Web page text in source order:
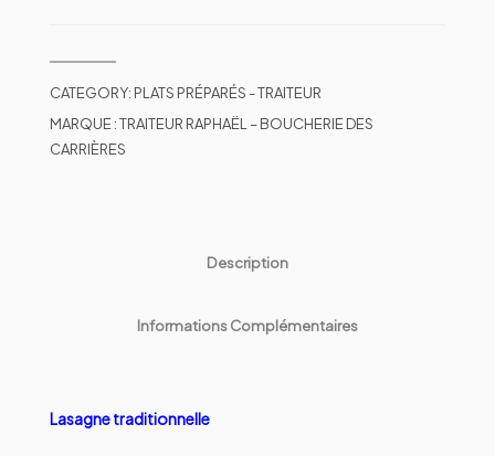
CATEGORY: PLATS PRÉPARÉS - TRAITEUR
MARQUE :TRAITEUR RAPHAËL – BOUCHERIE DES
CARRIÈRES
Description
Informations Complémentaires
Lasagne traditionnelle